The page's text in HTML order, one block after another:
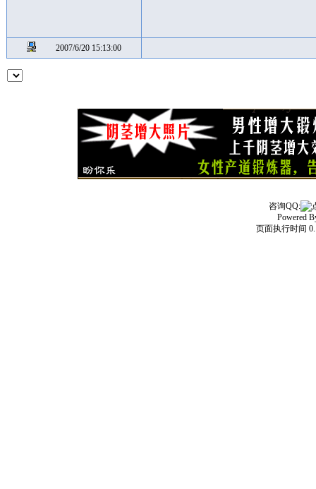
2007/6/20 15:13:00
咨询QQ:
Powered
页面执行时间